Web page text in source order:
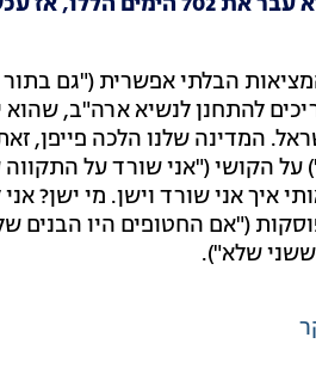
הבלתי אפשרית ("גם
להתחנן לנשיא ארה"ב,
המדינה שלנו הלכה פייפן,
על הקושי ("אני שורד על
("אם החטופים היו הבנים